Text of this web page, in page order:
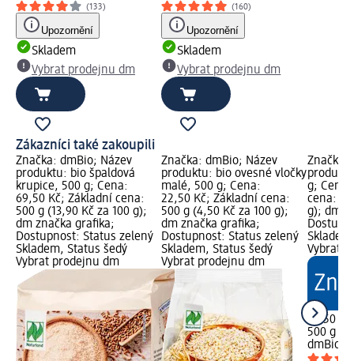
(133)
Upozornění
Skladem
Vybrat prodejnu dm
(160)
Upozornění
Skladem
Vybrat prodejnu dm
Zákazníci také zakoupili
Značka: dmBio; Název
produktu: bio špaldová
krupice, 500 g; Cena:
69,50 Kč; Základní cena:
500 g (13,90 Kč za 100 g);
dm značka grafika;
Dostupnost: Status zelený
Skladem, Status šedý
Vybrat prodejnu dm
Značka: dmBio; Název
produktu: bio ovesné vločky
malé, 500 g; Cena:
22,50 Kč; Základní cena:
500 g (4,50 Kč za 100 g);
dm značka grafika;
Dostupnost: Status zelený
Skladem, Status šedý
Vybrat prodejnu dm
Značka:
g; Cena:
cena:
g); dm
Vybrat
39,50 Kč
500 g
dmBio